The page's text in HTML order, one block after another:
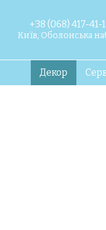
+38 (068) 417-41-
Київ, Оболонська
Декор